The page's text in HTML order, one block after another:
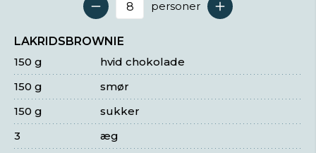
Antal serveringer
personer
LAKRIDSBROWNIE
hvid chokolade
150 g
smør
150 g
sukker
150 g
æg
3